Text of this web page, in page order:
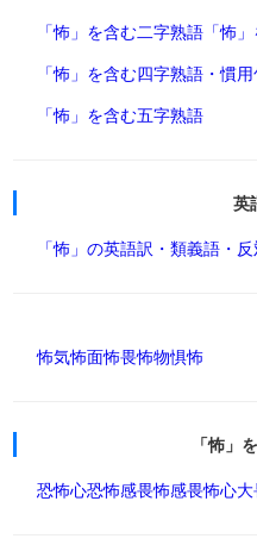
「怖」を含む二字熟語 「怖
「怖」を含む四字熟語・慣
「怖」を含む五字熟語
英
「怖」の英語訳・類義語・
怖気怖面怖畏怖物惧怖
「怖」
恐怖心恐怖感畏怖感畏怖心